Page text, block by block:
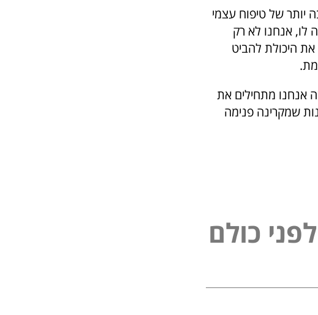
יותר של טיפוח עצמי
לו, אנחנו לא רק
את היכולת להביט
אנחנו מתחילים את
שמקרינה פנימה
י כולם